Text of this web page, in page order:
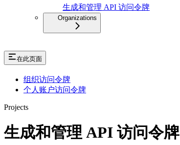
生成和管理 API 访问令牌
Organizations
在此页面
组织访问令牌
个人账户访问令牌
Projects
生成和管理 API 访问令牌